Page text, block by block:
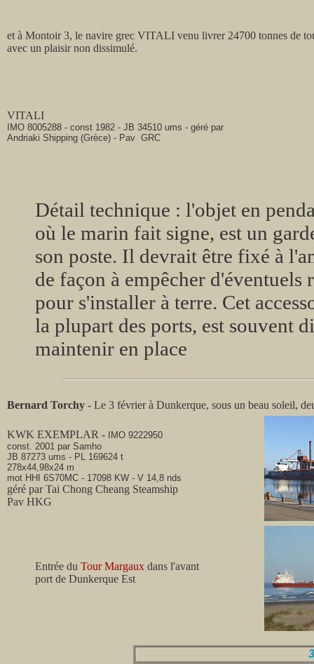
et à Montoir 3, le navire grec VITALI venu livrer 24700 tonnes de
avec un plaisir non dissimulé.
VITALI
IMO 8005288 - const 1982 - JB 34510 ums - géré par
Andriaki Shipping (Grèce) - Pav GRC
Détail technique : l'objet en
où le marin fait signe, est un
son poste. Il devrait être fixé à
de façon à empêcher d'éventuels
pour s'installer à terre. Cet
la plupart des ports, est souvent
maintenir en place
Bernard Torchy - Le 3 février à Dunkerque, sous un beau soleil,
KWK EXEMPLAR -
IMO 9222950
const. 2001 par Samho
JB 87273 ums - PL 169624 t
278x44,98x24 m
mot HHI 6S70MC - 17098 KW - V 14,8 nds
géré par Tai Chong Cheang Steamship
Pav HKG
Entrée du Tour Margaux dans l'avant
port de Dunkerque Est